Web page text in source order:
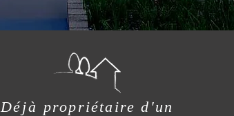
Déjà propriétaire d'un